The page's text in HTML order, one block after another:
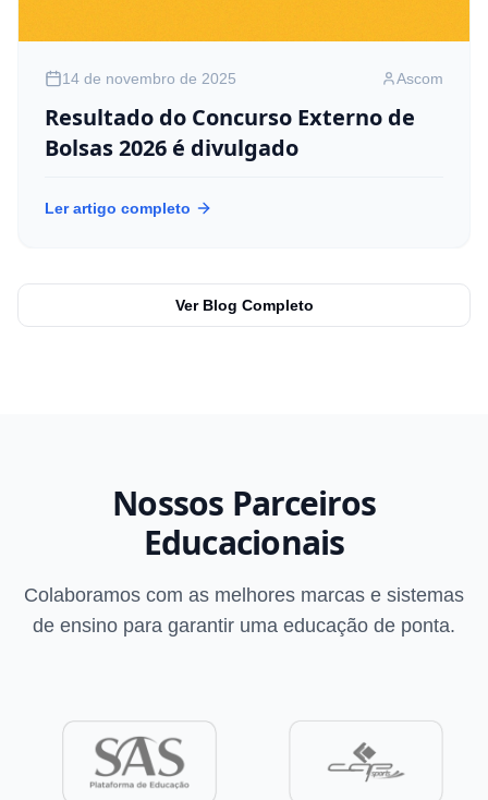
14 de novembro de 2025 Ascom
Resultado do Concurso Externo de
Bolsas 2026 é divulgado
Ler artigo completo
Ver Blog Completo
Nossos Parceiros
Educacionais
Colaboramos com as melhores marcas e sistemas
de ensino para garantir uma educação de ponta.